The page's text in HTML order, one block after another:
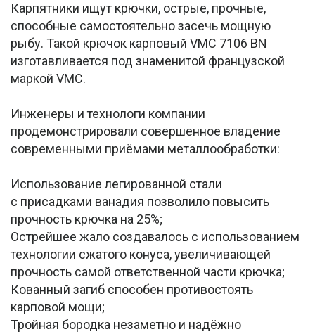
Карпятники ищут крючки, острые, прочные,
способные самостоятельно засечь мощную
рыбу. Такой крючок карповый VMC 7106 BN
изготавливается под знаменитой французской
маркой VMC.
Инженеры и технологи компании
продемонстрировали совершенное владение
современными приёмами металлообработки:
Использование легированной стали
с присадками ванадия позволило повысить
прочность крючка на 25%;
Острейшее жало создавалось с использованием
технологии сжатого конуса, увеличивающей
прочность самой ответственной части крючка;
Кованный загиб способен противостоять
карповой мощи;
Тройная бородка незаметно и надёжно